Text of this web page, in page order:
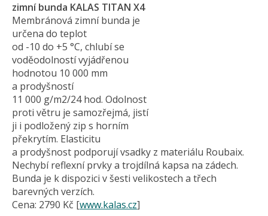
zimní bunda KALAS TITAN X4
Membránová zimní bunda je
určena do teplot
od -10 do +5 °C, chlubí se
voděodolností vyjádřenou
hodnotou 10 000 mm
a prodyšností
11 000 g/m2/24 hod. Odolnost
proti větru je samozřejmá, jistí
ji i podložený zip s horním
překrytím. Elasticitu
a prodyšnost podporují vsadky z materiálu Roubaix.
Nechybí reflexní prvky a trojdílná kapsa na zádech.
Bunda je k dispozici v šesti velikostech a třech
barevných verzích.
Cena: 2790 Kč [www.kalas.cz]